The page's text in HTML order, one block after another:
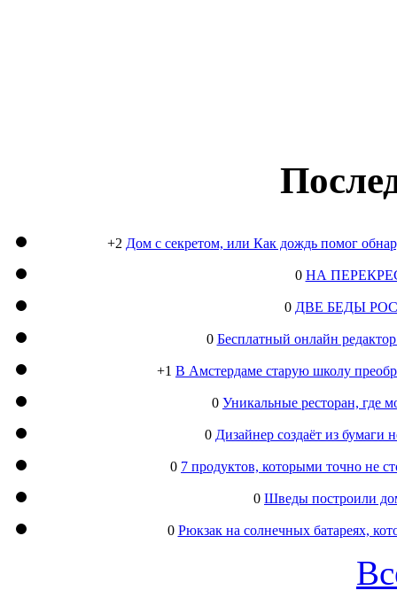
+2 Дом с секретом, или Как дождь помог
0 НА
0 ДВЕ БЕДЫ
0 Бесплатный онлайн
+1 В Амстердаме старую школу
0 Уникальные ресторан, где
0 Дизайнер создаёт из
0 7 продуктов, которыми точно не
0 Шведы построили
0 Рюкзак на солнечных батареях,